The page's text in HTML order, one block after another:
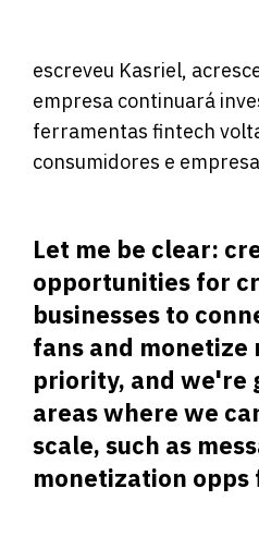
escreveu Kasriel,
empresa continuará
ferramentas fintech
consumidores e
Let me be clear:
opportunities for
businesses to
fans and monetize
priority, and we're
areas where we
scale, such as
monetization opps